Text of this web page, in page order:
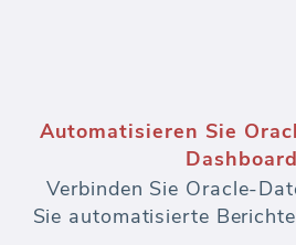
Automatisieren Sie
und
Überwachen Sie Budgets
die Effektivität jedes
für bezahlte